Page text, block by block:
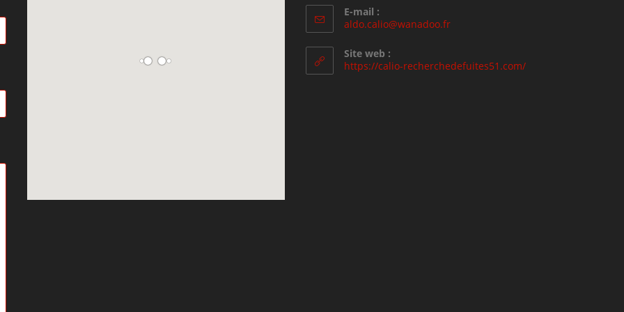
E-mail :
aldo.calio@wanadoo.fr
Site web :
https://calio-recherchedefuites51.com/